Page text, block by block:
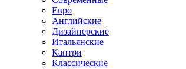
Евро
Английские
Дизайнерские
Итальянские
Кантри
Классические